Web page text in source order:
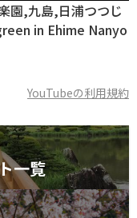
園,九島,日浦つつじ
in Ehime Nanyo
YouTubeの利用規約
一覧